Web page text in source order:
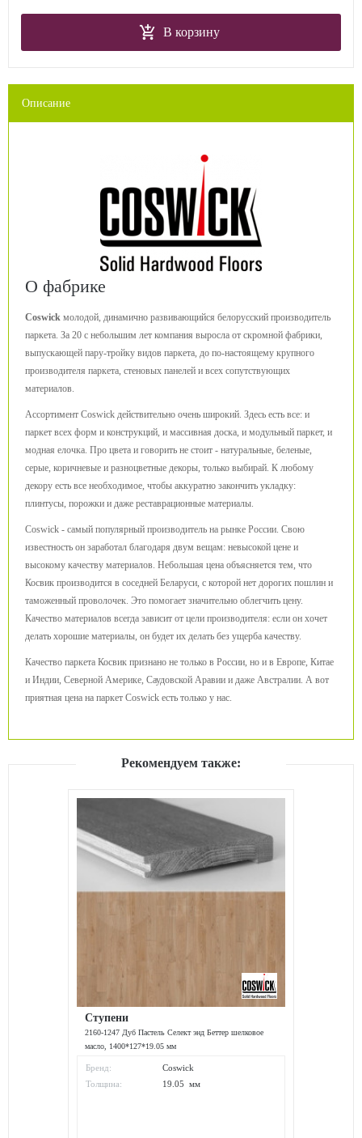
В корзину
Описание
О фабрике
Coswick молодой, динамично развивающийся белорусский производитель
паркета. За 20 с небольшим лет компания выросла от скромной фабрики,
выпускающей пару-тройку видов паркета, до по-настоящему крупного
производителя паркета, стеновых панелей и всех сопутствующих
материалов.
Ассортимент Coswick действительно очень широкий. Здесь есть все: и
паркет всех форм и конструкций, и массивная доска, и модульный паркет, и
модная елочка. Про цвета и говорить не стоит - натуральные, беленые,
серые, коричневые и разноцветные декоры, только выбирай. К любому
декору есть все необходимое, чтобы аккуратно закончить укладку:
плинтусы, порожки и даже реставрационные материалы.
Coswick - самый популярный производитель на рынке России. Свою
известность он заработал благодаря двум вещам: невысокой цене и
высокому качеству материалов. Небольшая цена объясняется тем, что
Косвик производится в соседней Беларуси, с которой нет дорогих пошлин и
таможенный проволочек. Это помогает значительно облегчить цену.
Качество материалов всегда зависит от цели производителя: если он хочет
делать хорошие материалы, он будет их делать без ущерба качеству.
Качество паркета Косвик признано не только в России, но и в Европе, Китае
и Индии, Северной Америке, Саудовской Аравии и даже Австралии. А вот
приятная цена на паркет Coswick есть только у нас.
Рекомендуем также:
Ступени
2160-1247 Дуб Пастель Селект энд Беттер шелковое
масло, 1400*127*19.05 мм
Бренд:
Coswick
Толщина:
19.05 мм